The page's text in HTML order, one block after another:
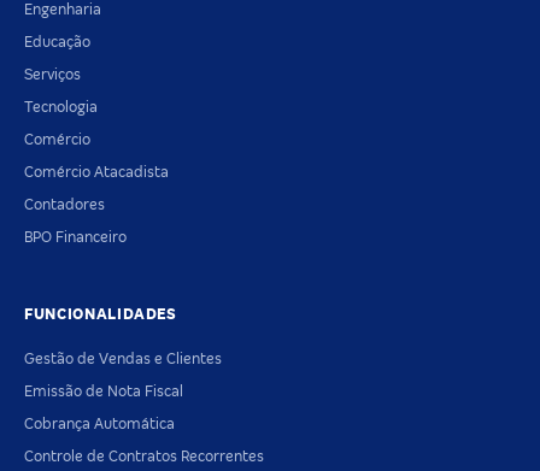
Engenharia
Educação
Serviços
Tecnologia
Comércio
Comércio Atacadista
Contadores
BPO Financeiro
FUNCIONALIDADES
Gestão de Vendas e Clientes
Emissão de Nota Fiscal
Cobrança Automática
Controle de Contratos Recorrentes